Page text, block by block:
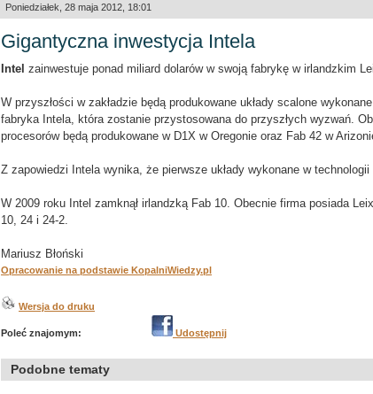
Poniedziałek, 28 maja 2012, 18:01
Gigantyczna inwestycja Intela
Intel zainwestuje ponad miliard dolarów w swoją fabrykę w irlandzkim
W przyszłości w zakładzie będą produkowane układy scalone
fabryka Intela, która zostanie przystosowana do przyszłych wyzwań.
procesorów będą produkowane w D1X w Oregonie oraz Fab 42 w
Z zapowiedzi Intela wynika, że pierwsze układy wykonane w
W 2009 roku Intel zamknął irlandzką Fab 10. Obecnie firma posiada
10, 24 i 24-2.
Mariusz Błoński
Opracowanie na podstawie KopalniWiedzy.pl
Wersja do druku
Poleć znajomym: Udostępnij
Podobne tematy